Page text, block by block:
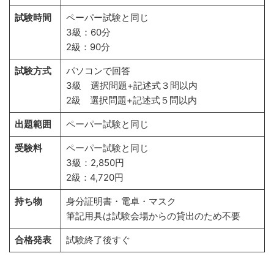
試験時間
ペーパー試験と同じ
3級：60分
2級：90分
試験方式
パソコンで回答
3級 選択問題+記述式３問以内
2級 選択問題+記述式５問以内
出題範囲 ペーパー試験と同じ
受験料
ペーパー試験と同じ
3級：2,850円
2級：4,720円
持ち物
身分証明書・電卓・マスク
筆記用具は試験会場からの貸出のため不要
合格発表 試験終了後すぐ